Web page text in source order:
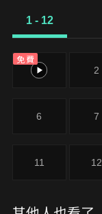
幻想故事誕生！
1 - 12
免費
1 2
6 7
11 12